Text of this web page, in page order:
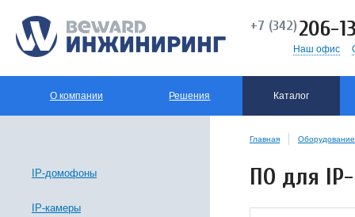
+7 (342)206-
Наш офис
О компании Решения Каталог
IP-домофоны
IP-камеры
Главная Оборудование
ПО для IP-